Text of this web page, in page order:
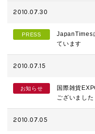
2010.07.30
PRESS
JapanTimes
ています
2010.07.15
お知らせ
国際雑貨
ございました
2010.07.05